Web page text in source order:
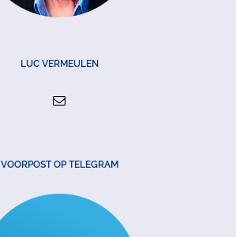
LUC VERMEULEN
VOORPOST OP TELEGRAM